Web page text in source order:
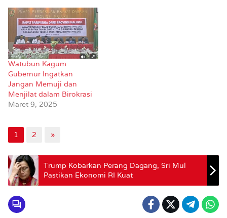
Watubun Kagum
Gubernur Ingatkan
Jangan Memuji dan
Menjilat dalam Birokrasi
Maret 9, 2025
1 2 »
Trump Kobarkan Perang Dagang, Sri Mul
Pastikan Ekonomi RI Kuat